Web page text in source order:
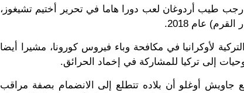
طيب أردوغان لعب دورا هاما في تحرير أختيم تشيغوز،
عام 2018.
لأوكرانيا في مكافحة وباء فيروس كورونا، مشيرا أيضا
إلى تركيا للمشاركة في إخماد الحرائق.
جاويش أوغلو أن بلاده تتطلع إلى الانضمام بصفة مراقب